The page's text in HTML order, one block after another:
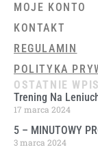
MOJE KONTO
KONTAKT
REGULAMIN
POLITYKA
OSTATNIE
Trening Na
17 marca 2024
5 – MINUTOWY
3 marca 2024